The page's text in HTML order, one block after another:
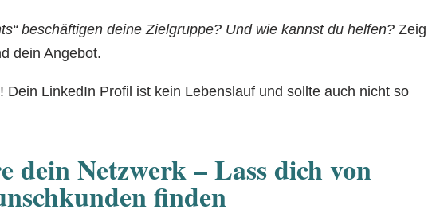
beschäftigen deine Zielgruppe? Und wie kannst du helfen? Zeig
dein Angebot.
Dein LinkedIn Profil ist kein Lebenslauf und sollte auch nicht so
dein Netzwerk – Lass dich von
finden